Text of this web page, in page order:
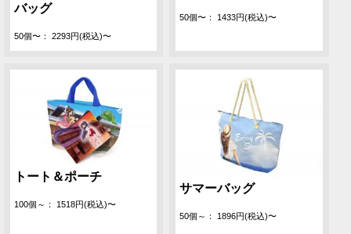
バッグ
50個〜： 2293円(税込)〜
50個〜： 1433円(税込)〜
トート＆ポーチ
100個～： 1518円(税込)〜
サマーバッグ
50個～： 1896円(税込)〜